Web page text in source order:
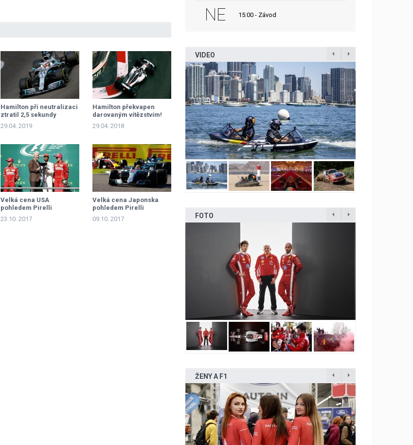
Hamilton při neutralizaci
ztratil 2,5 sekundy
29.04. 2019
Hamilton překvapen
darovaným vítězstvím!
29.04. 2018
Velká cena USA
pohledem Pirelli
23.10. 2017
Velká cena Japonska
pohledem Pirelli
09.10. 2017
NE 15:00 - Závod
VIDEO
FOTO
ŽENY A F1